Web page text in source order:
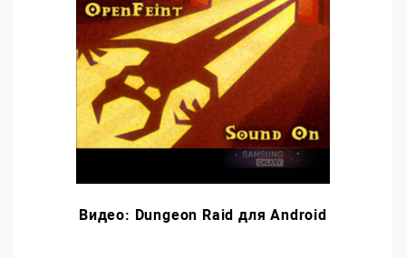
Видео: Dungeon Raid для Android